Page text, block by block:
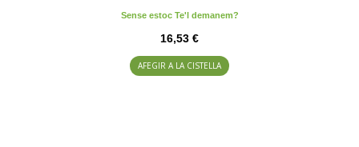
Sense estoc Te'l demanem?
16,53 €
AFEGIR A LA CISTELLA